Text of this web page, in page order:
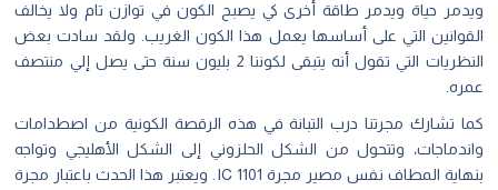
حياة ويدمر طاقة أخرى كي يصبح الكون في توازن تام ولا يخالف
التي على أساسها يعمل هذا الكون الغريب. ولقد سادت بعض
النظريات التي تقول أنه يتبقى لكوننا 2 بليون سنة حتى يصل إلي منتصف
تشارك مجرتنا درب التبانة في هذه الرقصة الكونية من اصطدامات
وتتحول من الشكل الحلزوني إلى الشكل الأهليجي وتواجه
بنهاية المطاف نفس مصير مجرة IC 1101. ويعتبر هذا الحدث باعتبار مجرة